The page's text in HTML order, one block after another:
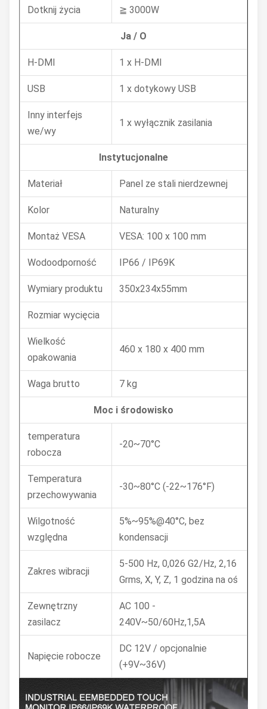
Dotknij życia ≧ 3000W
Ja / O
H-DMI 1 x H-DMI
USB 1 x dotykowy USB
Inny interfejs
we/wy
1 x wyłącznik zasilania
Instytucjonalne
Materiał Panel ze stali nierdzewnej
Kolor Naturalny
Montaż VESA VESA: 100 x 100 mm
Wodoodporność IP66 / IP69K
Wymiary produktu 350x234x55mm
Rozmiar wycięcia
Wielkość
opakowania
460 x 180 x 400 mm
Waga brutto 7 kg
Moc i środowisko
temperatura
robocza
-20~70°C
Temperatura
przechowywania
-30~80°C (-22~176°F)
Wilgotność
względna
5%~95%@40°C, bez
kondensacji
Zakres wibracji
5-500 Hz, 0,026 G2/Hz, 2,16
Grms, X, Y, Z, 1 godzina na oś
Zewnętrzny
zasilacz
AC 100 -
240V~50/60Hz,1,5A
Napięcie robocze
DC 12V / opcjonalnie
(+9V~36V)